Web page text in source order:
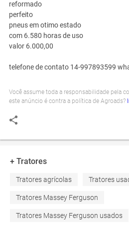
reformado
perfeito
pneus em otimo estado
com 6.580 horas de uso
valor 6.000,00
telefone de contato 14-997893599
Você assume toda a responsabilidade pela
este anúncio é contra a política de Agroads?
+ Tratores
Tratores agrícolas Tratores
Tratores Massey Ferguson
Tratores Massey Ferguson usados